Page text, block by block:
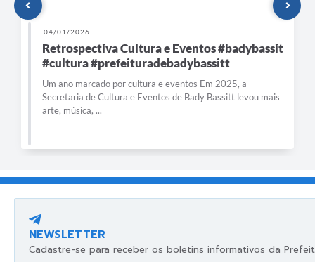
04/01/2026
Retrospectiva Cultura e Eventos #badybassit
#cultura #prefeituradebadybassitt
Um ano marcado por cultura e eventos Em 2025, a
Secretaria de Cultura e Eventos de Bady Bassitt levou mais
arte, música, ...
NEWSLETTER
Cadastre-se para receber os boletins informativos da